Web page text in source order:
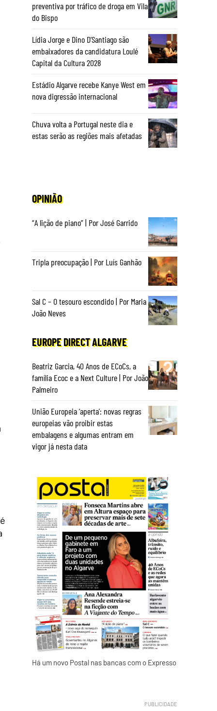
preventiva por tráfico de droga em Vila
do Bispo
Lídia Jorge e Dino D’Santiago são
embaixadores da candidatura Loulé
Capital da Cultura 2028
Estádio Algarve recebe Kanye West em
nova digressão internacional
Chuva volta a Portugal neste dia e
estas serão as regiões mais afetadas
OPINIÃO
“A lição de piano” | Por José Garrido
Tripla preocupação | Por Luís Ganhão
Sal C – O tesouro escondido | Por Maria
João Neves
EUROPE DIRECT ALGARVE
Beatriz Garcia, 40 Anos de ECoCs, a
família Ecoc e a Next Culture | Por João
Palmeiro
União Europeia ‘aperta’: novas regras
europeias vão proibir estas
embalagens e algumas entram em
vigor já nesta data
Há um novo Postal nas bancas com o Expresso